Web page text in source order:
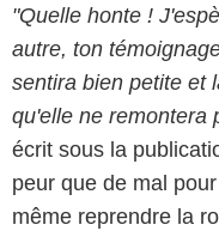
"Quelle honte !
autre, ton
sentira bien petite et
qu'elle ne remontera
écrit sous la
peur que de mal
même reprendre la